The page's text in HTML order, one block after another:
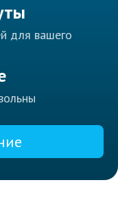
для вашего